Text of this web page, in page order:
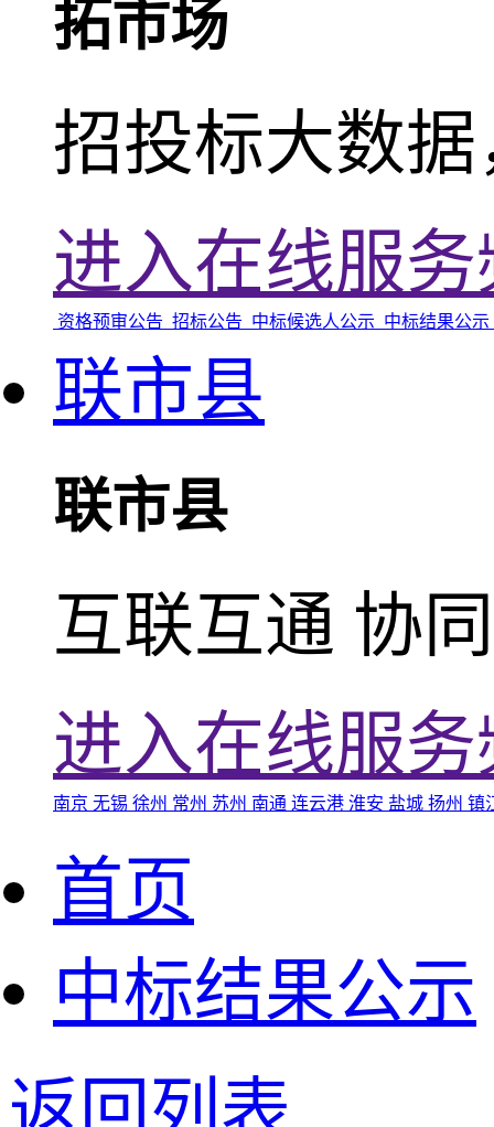
拓市场
招投标大数
进入在线服
资格预审公告 招标公告 中标候选人公示 中标结果公示
联市县
联市县
互联互通 协
进入在线服
南京 无锡 徐州 常州 苏州 南通 连云港 淮安 盐城 扬州 镇
首页
中标结果公示